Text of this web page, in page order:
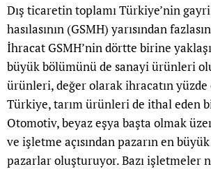
Dış ticaretin toplamı Türkiye’nin
hasılasının (GSMH) yarısından
İhracat GSMH’nin dörtte birine
büyük bölümünü de sanayi ürünleri
ürünleri, değer olarak ihracatın yüzde
Türkiye, tarım ürünleri de ithal eden
Otomotiv, beyaz eşya başta olmak
ve işletme açısından pazarın en
pazarlar oluşturuyor. Bazı işletmeler